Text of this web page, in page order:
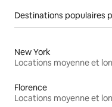
Destinations populaires
New York
Florence